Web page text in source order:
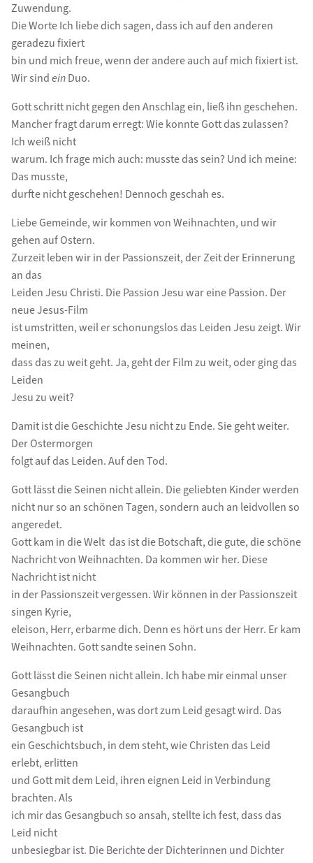
Zuwendung.
Die Worte Ich liebe dich sagen, dass ich auf den anderen
geradezu fixiert
bin und mich freue, wenn der andere auch auf mich fixiert ist.
Wir sindeinDuo.
Gott schritt nicht gegen den Anschlag ein, ließ ihn geschehen.
Mancher fragt darum erregt: Wie konnte Gott das zulassen?
Ich weiß nicht
warum. Ich frage mich auch: musste das sein? Und ich meine:
Das musste,
durfte nicht geschehen! Dennoch geschah es.
Liebe Gemeinde, wir kommen von Weihnachten, und wir
gehen auf Ostern.
Zurzeit leben wir in der Passionszeit, der Zeit der Erinnerung
an das
Leiden Jesu Christi. Die Passion Jesu war eine Passion. Der
neue Jesus-Film
ist umstritten, weil er schonungslos das Leiden Jesu zeigt. Wir
meinen,
dass das zu weit geht. Ja, geht der Film zu weit, oder ging das
Leiden
Jesu zu weit?
Damit ist die Geschichte Jesu nicht zu Ende. Sie geht weiter.
Der Ostermorgen
folgt auf das Leiden. Auf den Tod.
Gott lässt die Seinen nicht allein. Die geliebten Kinder werden
nicht nur so an schönen Tagen, sondern auch an leidvollen so
angeredet.
Gott kam in die Welt  das ist die Botschaft, die gute, die schöne
Nachricht von Weihnachten. Da kommen wir her. Diese
Nachricht ist nicht
in der Passionszeit vergessen. Wir können in der Passionszeit
singen Kyrie,
eleison, Herr, erbarme dich. Denn es hört uns der Herr. Er kam
Weihnachten. Gott sandte seinen Sohn.
Gott lässt die Seinen nicht allein. Ich habe mir einmal unser
Gesangbuch
daraufhin angesehen, was dort zum Leid gesagt wird. Das
Gesangbuch ist
ein Geschichtsbuch, in dem steht, wie Christen das Leid
erlebt, erlitten
und Gott mit dem Leid, ihren eignen Leid in Verbindung
brachten. Als
ich mir das Gesangbuch so ansah, stellte ich fest, dass das
Leid nicht
unbesiegbar ist. Die Berichte der Dichterinnen und Dichter